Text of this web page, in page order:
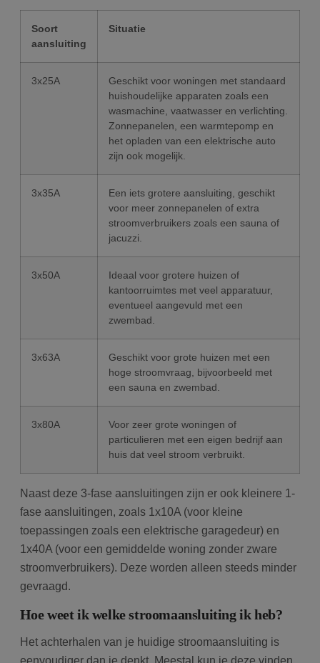
Soort
aansluiting
Situatie
3x25A
Geschikt voor woningen met standaard
huishoudelijke apparaten zoals een
wasmachine, vaatwasser en verlichting.
Zonnepanelen, een warmtepomp en
het opladen van een elektrische auto
zijn ook mogelijk.
3x35A
Een iets grotere aansluiting, geschikt
voor meer zonnepanelen of extra
stroomverbruikers zoals een sauna of
jacuzzi.
3x50A
Ideaal voor grotere huizen of
kantoorruimtes met veel apparatuur,
eventueel aangevuld met een
zwembad.
3x63A
Geschikt voor grote huizen met een
hoge stroomvraag, bijvoorbeeld met
een sauna en zwembad.
3x80A
Voor zeer grote woningen of
particulieren met een eigen bedrijf aan
huis dat veel stroom verbruikt.
Naast deze 3-fase aansluitingen zijn er ook kleinere 1-
fase aansluitingen, zoals 1x10A (voor kleine
toepassingen zoals een elektrische garagedeur) en
1x40A (voor een gemiddelde woning zonder zware
stroomverbruikers). Deze worden alleen steeds minder
gevraagd.
Hoe weet ik welke stroomaansluiting ik heb?
Het achterhalen van je huidige stroomaansluiting is
eenvoudiger dan je denkt. Meestal kun je deze vinden